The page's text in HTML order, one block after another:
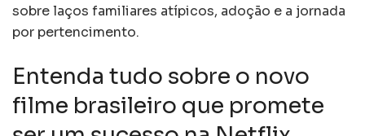
sobre laços familiares atípicos, adoção e a jornada
por pertencimento.
Entenda tudo sobre o novo
filme brasileiro que promete